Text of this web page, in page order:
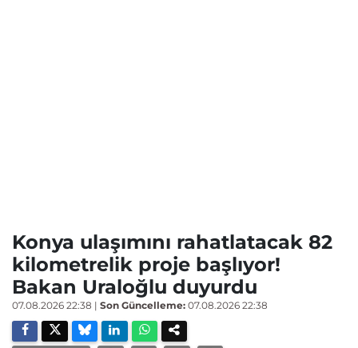
Konya ulaşımını rahatlatacak 82
kilometrelik proje başlıyor!
Bakan Uraloğlu duyurdu
07.08.2026 22:38 | Son Güncelleme: 07.08.2026 22:38